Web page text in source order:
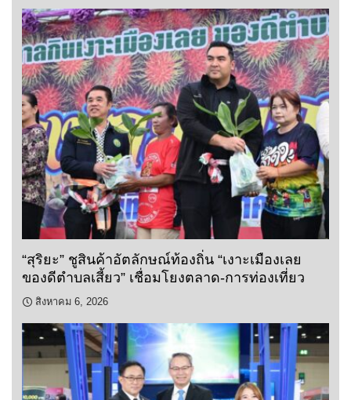
“สุริยะ” ชูสินค้าอัตลักษณ์ท้องถิ่น “เงาะเมืองเลย
ของดีตำบลเสี้ยว” เชื่อมโยงตลาด-การท่องเที่ยว
สิงหาคม 6, 2026